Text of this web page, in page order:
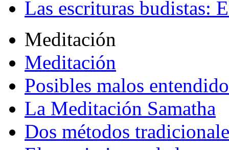
Las escrituras budistas:
Meditación
Meditación
Posibles malos
La Meditación Samatha
Dos métodos